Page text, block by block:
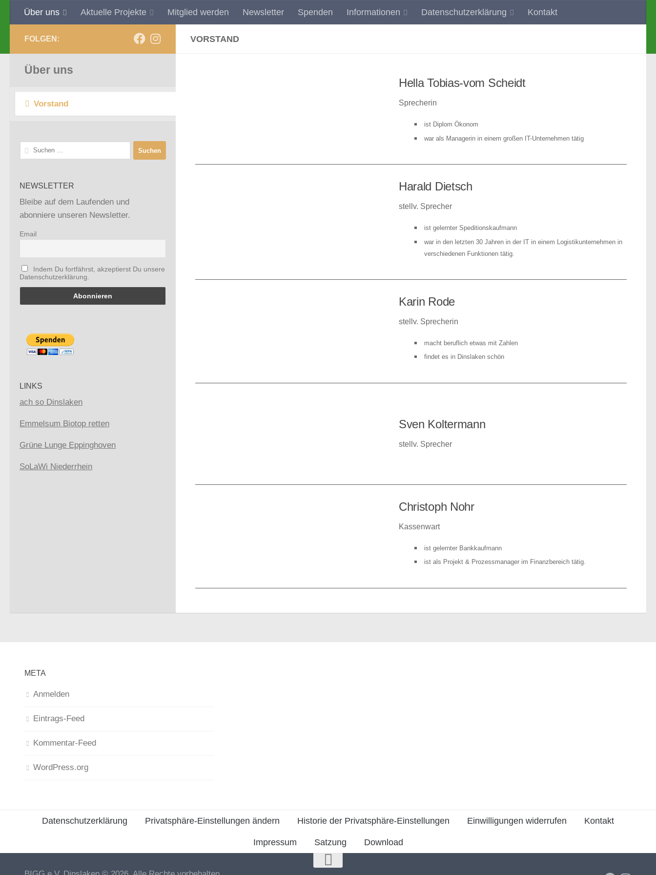
Zum Inhalt springen
Über uns Aktuelle Projekte Mitglied werden Newsletter Spenden Informationen Datenschutzerklärung Kontakt
VORSTAND
Hella Tobias-vom Scheidt
Sprecherin
ist Diplom Ökonom
war als Managerin in einem großen IT-Unternehmen tätig
Harald Dietsch
stellv. Sprecher
ist gelernter Speditionskaufmann
war in den letzten 30 Jahren in der IT in einem Logistikunternehmen in
verschiedenen Funktionen tätig.
Karin Rode
stellv. Sprecherin
macht beruflich etwas mit Zahlen
findet es in Dinslaken schön
Sven Koltermann
stellv. Sprecher
Christoph Nohr
Kassenwart
ist gelernter Bankkaufmann
ist als Projekt & Prozessmanager im Finanzbereich tätig.
FOLGEN:
Über uns
Vorstand
Suchen
nach:
NEWSLETTER
Bleibe auf dem Laufenden und
abonniere unseren Newsletter.
Email
Indem Du fortfährst, akzeptierst Du unsere
Datenschutzerklärung.
LINKS
ach so Dinslaken
Emmelsum Biotop retten
Grüne Lunge Eppinghoven
SoLaWi Niederrhein
META
Anmelden
Eintrags-Feed
Kommentar-Feed
WordPress.org
Datenschutzerklärung Privatsphäre-Einstellungen ändern Historie der Privatsphäre-Einstellungen Einwilligungen widerrufen Kontakt
Impressum Satzung Download